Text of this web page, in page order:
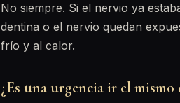
No siempre. Si el nervio ya
dentina o el nervio quedan
frío y al calor.
¿Es una urgencia ir el mismo